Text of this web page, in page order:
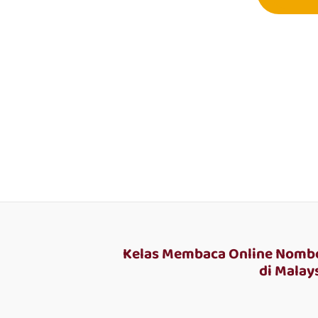
Kelas Membaca Online
di